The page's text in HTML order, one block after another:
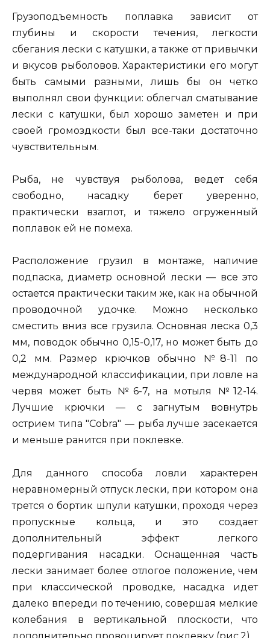
Грузоподъемность поплавка зависит от
глубины и скорости течения, легкости
сбегания лески с катушки, а также от привычки
и вкусов рыболовов. Характеристики его могут
быть самыми разными, лишь бы он четко
выполнял свои функции: облегчал сматывание
лески с катушки, был хорошо заметен и при
своей громоздкости был все-таки достаточно
чувствительным.
Рыба, не чувствуя рыболова, ведет себя
свободно, насадку берет уверенно,
практически взаглот, и тяжело огруженный
поплавок ей не помеха.
Расположение грузил в монтаже, наличие
подпаска, диаметр основной лески — все это
остается практически таким же, как на обычной
проводочной удочке. Можно несколько
сместить вниз все грузила. Основная леска 0,3
мм, поводок обычно 0,15-0,17, но может быть до
0,2 мм. Размер крючков обычно №8-11 по
международной классификации, при ловле на
червя может быть №6-7, на мотыля №12-14.
Лучшие крючки — с загнутым вовнутрь
острием типа "Cobra" — рыба лучше засекается
и меньше ранится при поклевке.
Для данного способа ловли характерен
неравномерный отпуск лески, при котором она
трется о бортик шпули катушки, проходя через
пропускные кольца, и это создает
дополнительный эффект легкого
подергивания насадки. Оснащенная часть
лески занимает более отлогое положение, чем
при классической проводке, насадка идет
далеко впереди по течению, совершая мелкие
колебания в вертикальной плоскости, что
дополнительно провоцирует поклевку (рис.2).